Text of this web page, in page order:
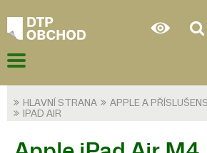
HLAVNÍ STRANA APPLE A
IPAD AIR